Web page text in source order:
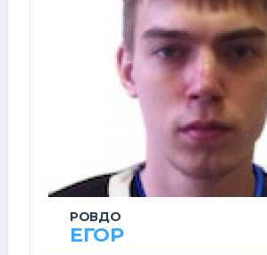
РОВДО
ЕГОР